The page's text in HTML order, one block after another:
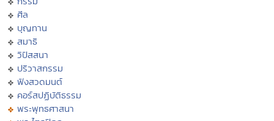
ศีล
บุญทาน
สมาธิ
วิปัสสนา
ปริวาสกรรม
ฟังสวดมนต์
คอร์สปฏิบัติธรรม
พระพุทธศาสนา